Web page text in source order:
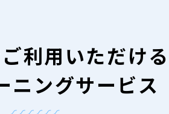
ご利用いただける
ニングサービス